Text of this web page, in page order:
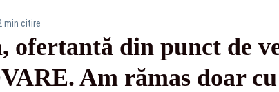
min citire
ofertantă din punct de
Am rămas doar